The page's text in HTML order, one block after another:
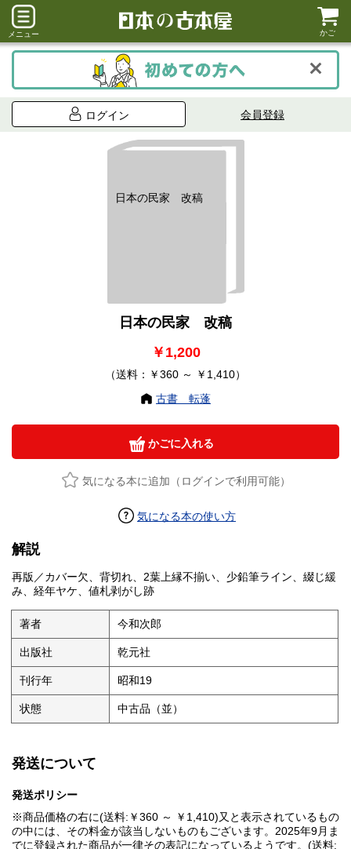
メニュー かご
ログイン 会員登録
日本の民家 改稿
日本の民家 改稿
￥1,200
（送料：￥360 ～ ￥1,410）
古書 転蓬
かごに入れる
気になる本に追加（ログインで利用可能）
気になる本の使い方
解説
再版／カバー欠、背切れ、2葉上縁不揃い、少鉛筆ライン、綴じ緩
み、経年ヤケ、値札剥がし跡
著者 今和次郎
出版社 乾元社
刊行年 昭和19
状態 中古品（並）
発送について
発送ポリシー
※商品価格の右に(送料:￥360 ～ ￥1,410)又と表示されているもの
の中には、その料金が該当しないものもございます。2025年9月ま
でに登録された商品が一律その表記になっているようです。(送料: